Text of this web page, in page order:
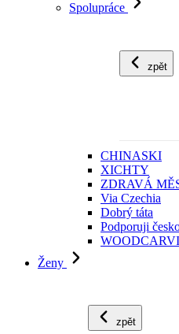
Spolupráce
zpět
CHINASKI
XICHTY
ZDRAVÁ
Via Czechia
Dobrý táta
Podporuji
Ženy
zpět